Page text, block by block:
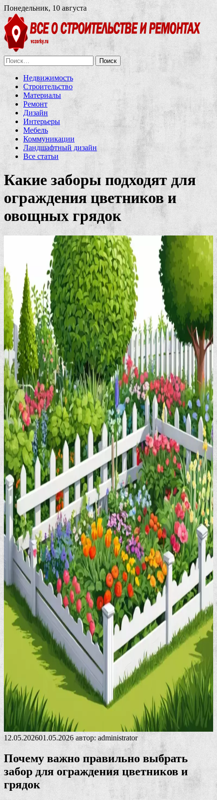
Понедельник, 10 августа
Найти:
Недвижимость
Строительство
Материалы
Ремонт
Дизайн
Интерьеры
Мебель
Коммуникации
Ландшафтный дизайн
Все статьи
Какие заборы подходят для
ограждения цветников и
овощных грядок
12.05.202601.05.2026 автор:administrator
Почему важно правильно выбрать
забор для ограждения цветников и
грядок